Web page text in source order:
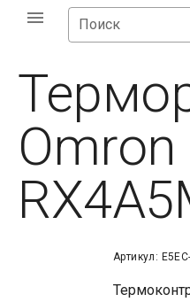
Поиск
Omron
Артикул: